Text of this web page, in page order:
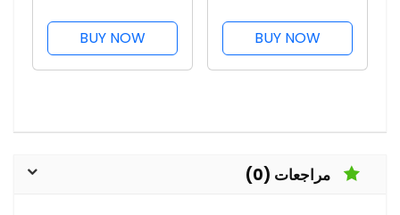
BUY NOW
BUY NOW
مراجعات (0)